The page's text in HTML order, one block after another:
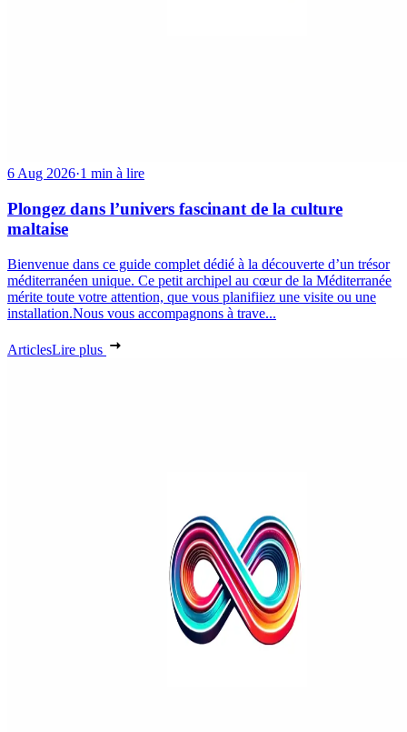
6 Aug 2026·1 min à lire
Plongez dans l’univers fascinant de la culture
maltaise
Bienvenue dans ce guide complet dédié à la découverte d’un trésor
méditerranéen unique. Ce petit archipel au cœur de la Méditerranée
mérite toute votre attention, que vous planifiiez une visite ou une
installation.Nous vous accompagnons à trave...
ArticlesLire plus